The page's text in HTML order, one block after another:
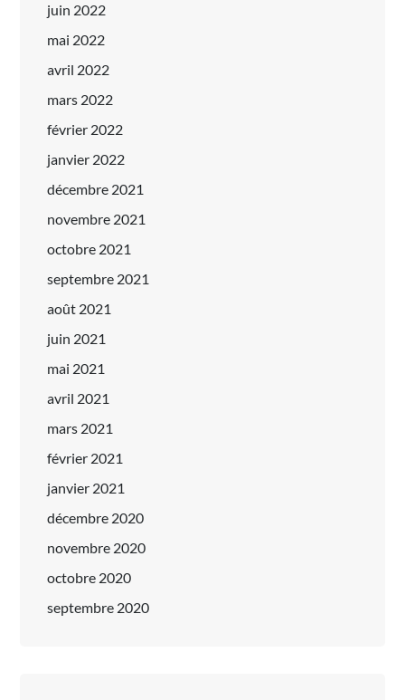
juin 2022
mai 2022
avril 2022
mars 2022
février 2022
janvier 2022
décembre 2021
novembre 2021
octobre 2021
septembre 2021
août 2021
juin 2021
mai 2021
avril 2021
mars 2021
février 2021
janvier 2021
décembre 2020
novembre 2020
octobre 2020
septembre 2020